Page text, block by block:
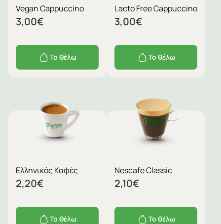
Vegan Cappuccino
3,00€
Το θέλω
Lacto Free Cappuccino
3,00€
Το θέλω
Ελληνικός Καφές
2,20€
Το θέλω
Nescafe Classic
2,10€
Το θέλω